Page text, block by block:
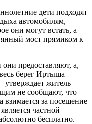
дети подходят
автомобилям,
они могут встать, а
мост прямиком к
предоставляют, а,
берег Иртыша
утверждает житель
не сообщают, что
взимается за посещение
частной
бесплатно.